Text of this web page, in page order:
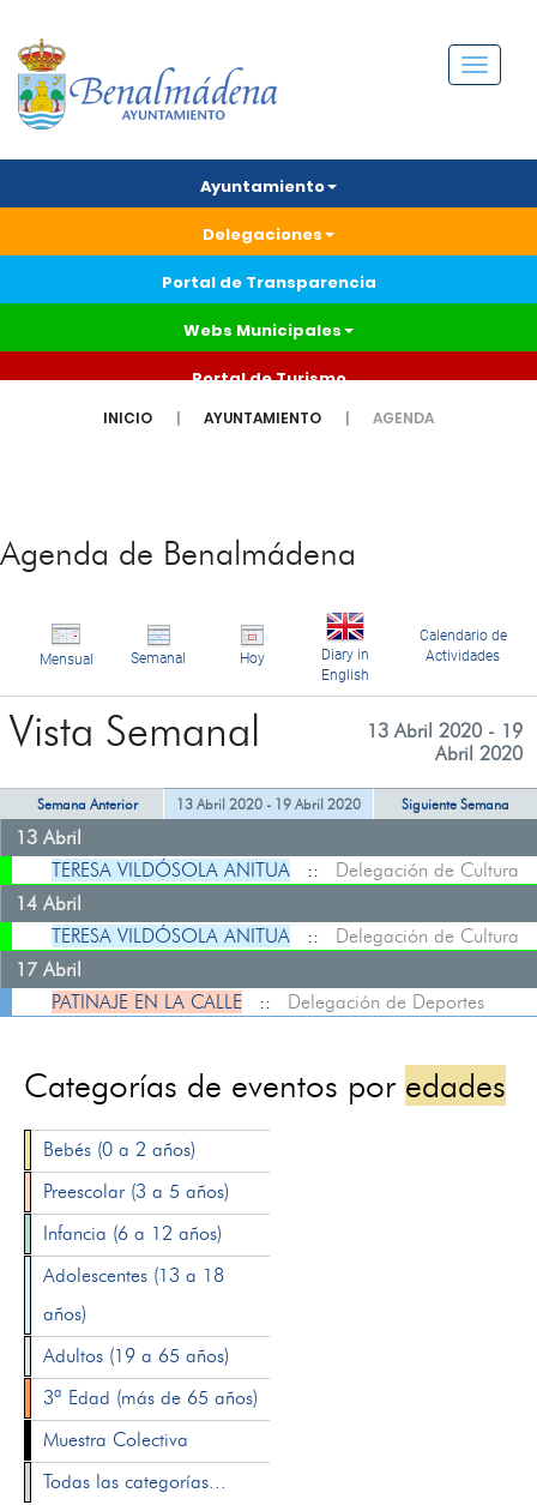
Menú
Ayuntamiento
Delegaciones
Portal de Transparencia
Webs Municipales
Portal de Turismo
INICIO AYUNTAMIENTO AGENDA
Agenda de Benalmádena
Mensual Semanal Hoy
Diary in
English
Calendario de
Actividades
Vista Semanal
13 Abril 2020 - 19
Abril 2020
Semana Anterior 13 Abril 2020 - 19 Abril 2020 Siguiente Semana
13 Abril
TERESA VILDÓSOLA ANITUA :: Delegación de Cultura
14 Abril
TERESA VILDÓSOLA ANITUA :: Delegación de Cultura
17 Abril
PATINAJE EN LA CALLE :: Delegación de Deportes
Categorías de eventos por edades
Bebés (0 a 2 años)
Preescolar (3 a 5 años)
Infancia (6 a 12 años)
Adolescentes (13 a 18
años)
Adultos (19 a 65 años)
3ª Edad (más de 65 años)
Muestra Colectiva
Todas las categorías...